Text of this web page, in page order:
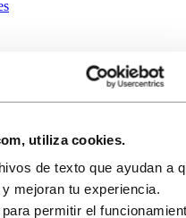
utiliza cookies.
de texto que ayudan a
mejoran tu experiencia.
permitir el